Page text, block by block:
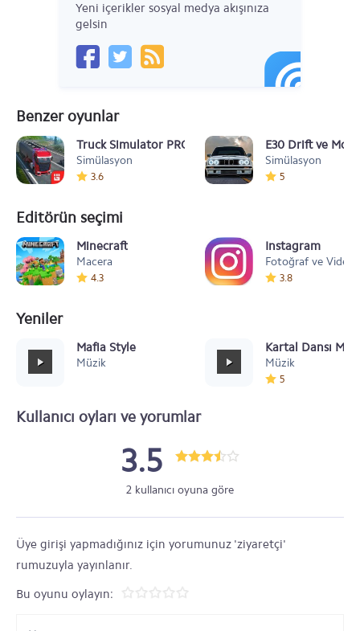
Yeni içerikler sosyal medya akışınıza
gelsin
Benzer oyunlar
Truck Simulator PRO Europe
Simülasyon
3.6
E30 Drift ve
Simülasyon
5
Editörün seçimi
Minecraft
Macera
4.3
Instagram
Fotoğraf ve Video
3.8
Yeniler
Mafia Style
Müzik
Kartal Dansı
Müzik
5
Kullanıcı oyları ve yorumlar
3.5
2 kullanıcı oyuna göre
Üye girişi yapmadığınız için yorumunuz 'ziyaretçi'
rumuzuyla yayınlanır.
Bu oyunu oylayın: